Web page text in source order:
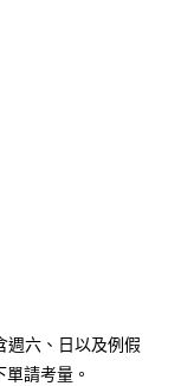
用無須另外申請。
跳轉到大哥付的交易
日，確認付款後即完
認頁面所載為準。
過，訂單將自動取
分期系統評分，恕無
結算日後寄送繳費提
大直營門市／銀行轉
式。 讓您購物簡單
「AFTEE先享後付」
週六、日以及例假
請考量。